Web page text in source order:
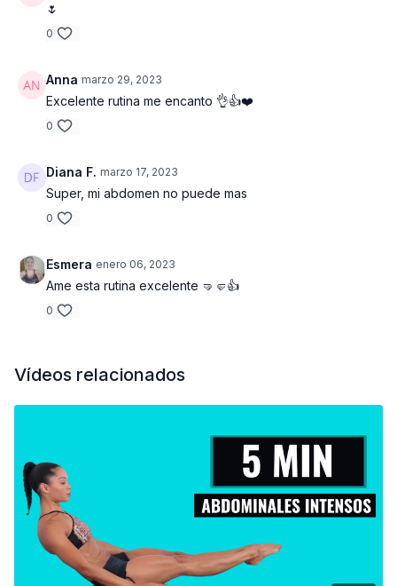
🌷
0
Anna marzo 29, 2023
Excelente rutina me encanto 👌👍❤️
0
Diana F. marzo 17, 2023
Super, mi abdomen no puede mas
0
Esmera enero 06, 2023
Ame esta rutina excelente 🤜🤛👍
0
Vídeos relacionados